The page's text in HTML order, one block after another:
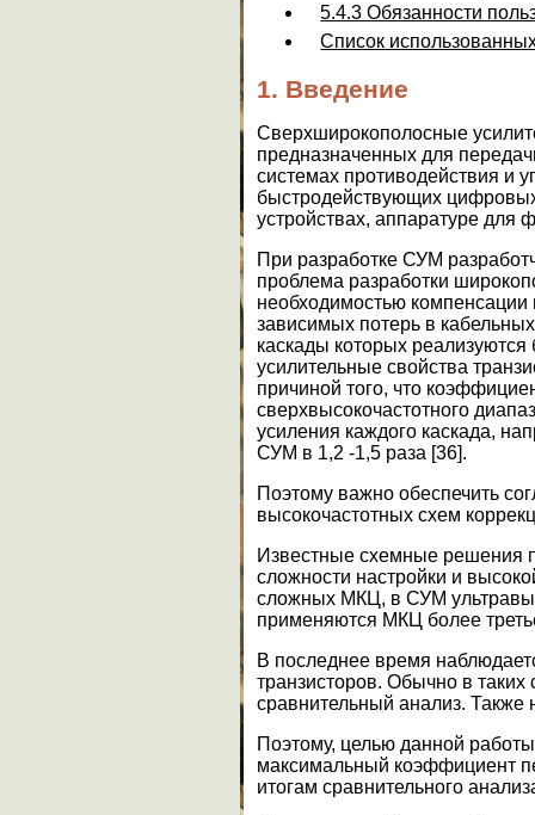
5.4.3 Обязанности
Список
1. Введение
Сверхширокополосные
предназначенных для
системах противодействия и
быстродействующих
устройствах, аппаратуре для
При разработке СУМ
проблема разработки
необходимостью компенсации
зависимых потерь в
каскады которых
усилительные свойства
причиной того, что
сверхвысокочастотного
усиления каждого каскада,
СУМ в 1,2 -1,5 раза [36].
Поэтому важно обеспечить
высокочастотных схем
Известные схемные решения
сложности настройки и
сложных МКЦ, в СУМ
применяются МКЦ более
В последнее время
транзисторов. Обычно в
сравнительный анализ. Также
Поэтому, целью данной
максимальный коэффициент
итогам сравнительного